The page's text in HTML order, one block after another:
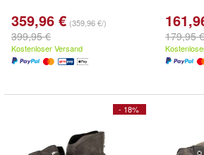
359,96 € (359,96 €/)
399,95 €
Kostenloser Versand
179,95 €
- 18%